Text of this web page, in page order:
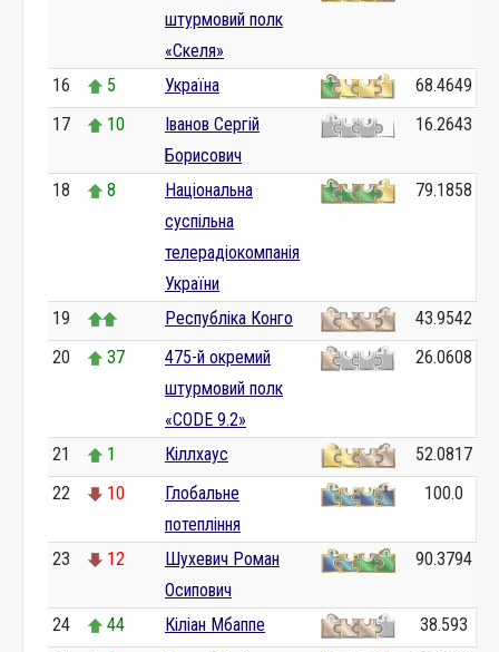
штурмовий полк
«Скеля»
16 5 Україна
68.4649
17
10
Іванов Сергій
Борисович
16.2643
18 8
Національна
суспільна
телерадіокомпанія
України
79.1858
19 Республіка Конго
43.9542
20
37
475-й окремий
штурмовий полк
«CODE 9.2»
26.0608
21 1 Кіллхаус
52.0817
22
10
Глобальне
потепління
100.0
23 12
Шухевич Роман
Осипович
90.3794
24 44 Кіліан Мбаппе
38.593